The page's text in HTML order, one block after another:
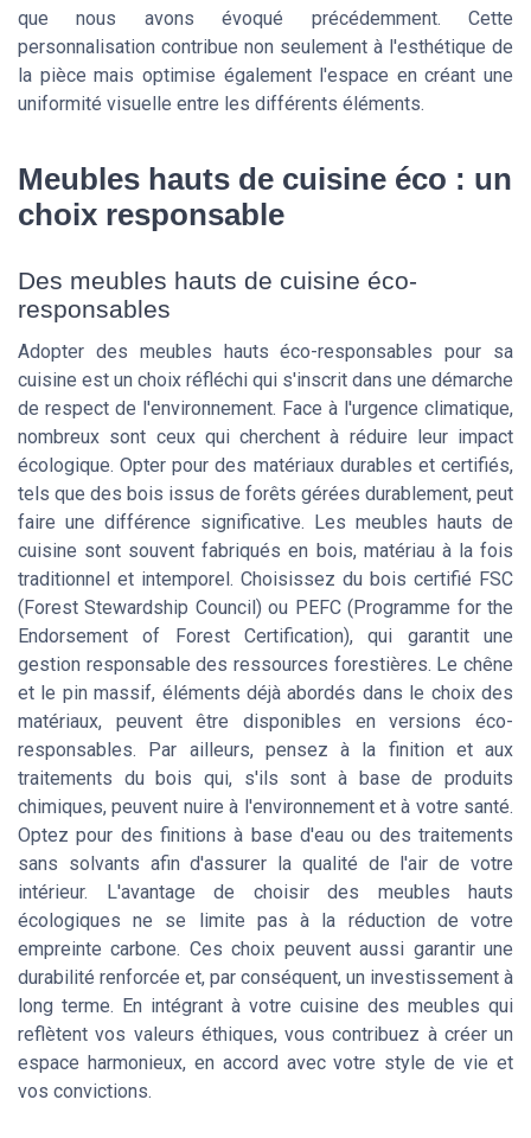
que nous avons évoqué précédemment. Cette
personnalisation contribue non seulement à l'esthétique de
la pièce mais optimise également l'espace en créant une
uniformité visuelle entre les différents éléments.
Meubles hauts de cuisine éco : un
choix responsable
Des meubles hauts de cuisine éco-
responsables
Adopter des meubles hauts éco-responsables pour sa
cuisine est un choix réfléchi qui s'inscrit dans une démarche
de respect de l'environnement. Face à l'urgence climatique,
nombreux sont ceux qui cherchent à réduire leur impact
écologique. Opter pour des matériaux durables et certifiés,
tels que des bois issus de forêts gérées durablement, peut
faire une différence significative. Les meubles hauts de
cuisine sont souvent fabriqués en bois, matériau à la fois
traditionnel et intemporel. Choisissez du bois certifié FSC
(Forest Stewardship Council) ou PEFC (Programme for the
Endorsement of Forest Certification), qui garantit une
gestion responsable des ressources forestières. Le chêne
et le pin massif, éléments déjà abordés dans le choix des
matériaux, peuvent être disponibles en versions éco-
responsables. Par ailleurs, pensez à la finition et aux
traitements du bois qui, s'ils sont à base de produits
chimiques, peuvent nuire à l'environnement et à votre santé.
Optez pour des finitions à base d'eau ou des traitements
sans solvants afin d'assurer la qualité de l'air de votre
intérieur. L'avantage de choisir des meubles hauts
écologiques ne se limite pas à la réduction de votre
empreinte carbone. Ces choix peuvent aussi garantir une
durabilité renforcée et, par conséquent, un investissement à
long terme. En intégrant à votre cuisine des meubles qui
reflètent vos valeurs éthiques, vous contribuez à créer un
espace harmonieux, en accord avec votre style de vie et
vos convictions.